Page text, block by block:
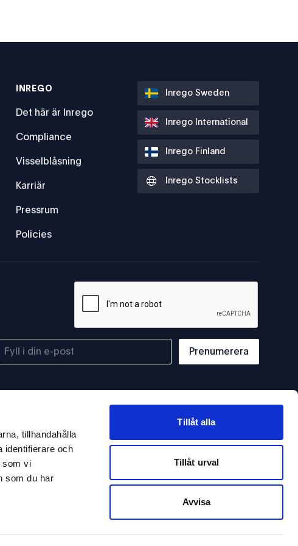
tillhandahålla
identifierare och
som vi
som du har
Tillåt alla
Tillåt urval
Avvisa
INREGO
Det här är Inrego
Compliance
Visselblåsning
Karriär
Pressrum
Policies
Inrego Sweden
Inrego International
Inrego Finland
Inrego Stocklists
Prenumerera